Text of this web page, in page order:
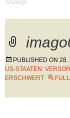
PUBLISHED ON 28.
US-STAATEN:
ERSCHWERT